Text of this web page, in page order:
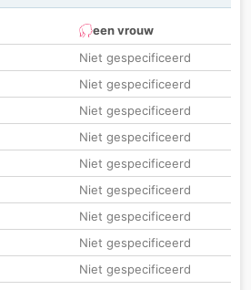
een vrouw
Niet gespecificeerd
Niet gespecificeerd
Niet gespecificeerd
Niet gespecificeerd
Niet gespecificeerd
Niet gespecificeerd
Niet gespecificeerd
Niet gespecificeerd
Niet gespecificeerd